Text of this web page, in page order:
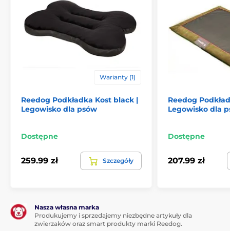
Warianty (1)
Reedog Podkładka Kost black |
Legowisko dla psów
Dostępne
259.99 zł Szczegóły
Reedog
Legowisko dla
Dostępne
207.99 zł
Nasza własna marka
Produkujemy i sprzedajemy niezbędne artykuły dla
zwierzaków oraz smart produkty marki Reedog.